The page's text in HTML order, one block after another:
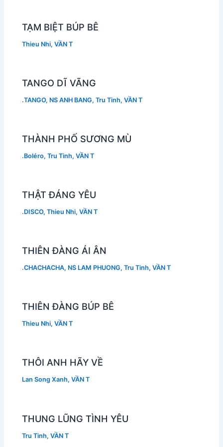
TẠM BIỆT BÚP BÊ
Thieu Nhi,VẦN T
TANGO DĨ VÃNG
.TANGO, NS ANH BANG,Tru Tinh,VẦN T
THÀNH PHỐ SƯƠNG MÙ
.Boléro,Tru Tinh,VẦN T
THẬT ĐÁNG YÊU
.DISCO,Thieu Nhi,VẦN T
THIÊN ĐÀNG ÁI ÂN
.CHACHACHA, NS LAM PHUONG,Tru Tinh,VẦN T
THIÊN ĐÀNG BÚP BÊ
Thieu Nhi,VẦN T
THÔI ANH HÃY VỀ
Lan Song Xanh,VẦN T
THUNG LŨNG TÌNH YÊU
Tru Tinh,VẦN T